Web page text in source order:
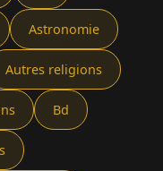
Astronomie
Autres religions
Bd